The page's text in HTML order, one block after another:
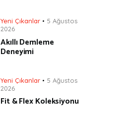
Yeni Çıkanlar
5 Ağustos
2026
Akıllı Demleme
Deneyimi
Yeni Çıkanlar
5 Ağustos
2026
Fit & Flex Koleksiyonu